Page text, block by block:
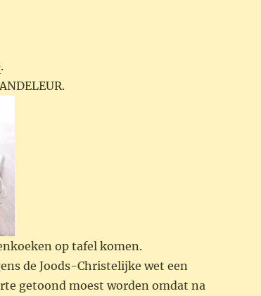
.
op tafel komen.
de Joods-Christelijke wet een
getoond moest worden omdat na